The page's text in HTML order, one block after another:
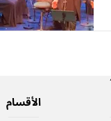
الأقسام